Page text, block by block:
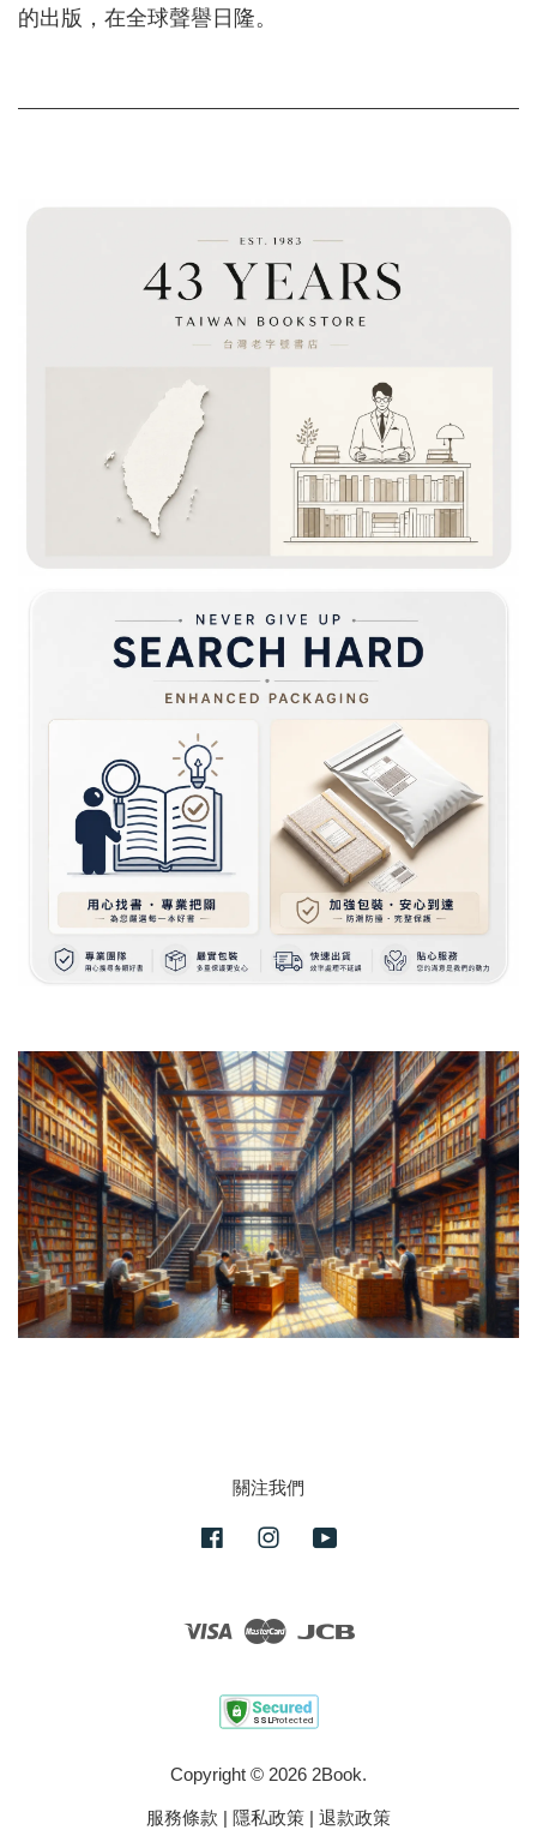
的出版，在全球聲譽日隆。
關注我們
FacebookInstagram
Visa Master
Copyright © 2026 2Book.
服務條款 | 隱私政策 | 退款政策